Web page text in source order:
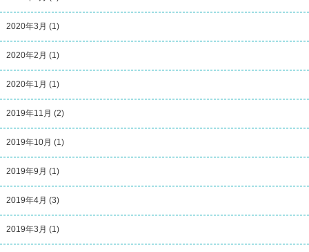
2020年3月 (1)
2020年2月 (1)
2020年1月 (1)
2019年11月 (2)
2019年10月 (1)
2019年9月 (1)
2019年4月 (3)
2019年3月 (1)